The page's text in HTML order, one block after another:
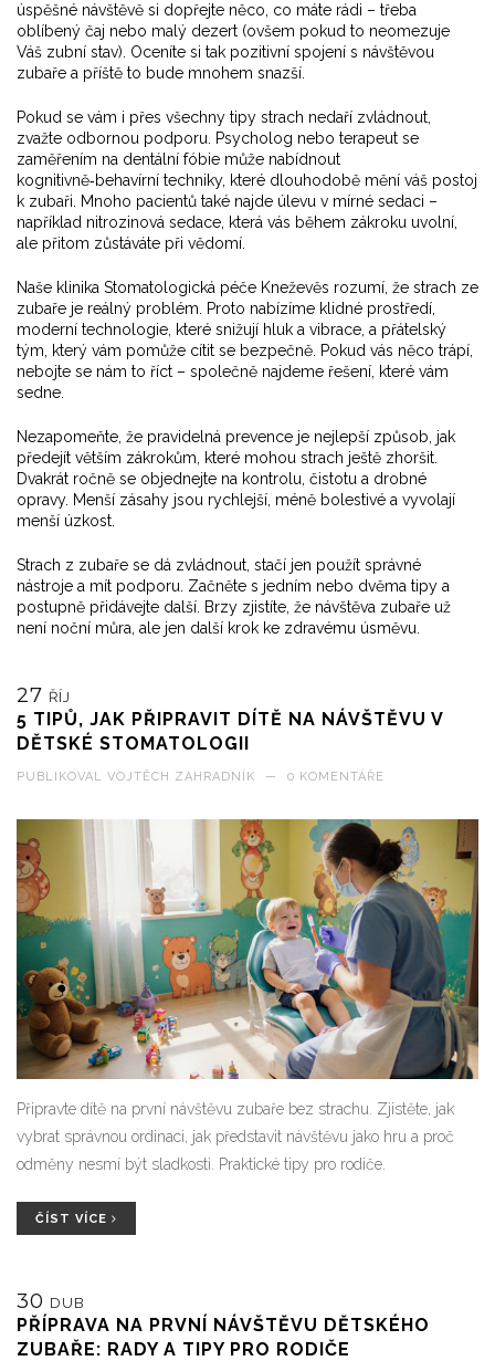
úspěšné návštěvě si dopřejte něco, co máte rádi – třeba
oblíbený čaj nebo malý dezert (ovšem pokud to neomezuje
Váš zubní stav). Oceníte si tak pozitivní spojení s návštěvou
zubaře a příště to bude mnohem snazší.
Pokud se vám i přes všechny tipy strach nedaří zvládnout,
zvažte odbornou podporu. Psycholog nebo terapeut se
zaměřením na dentální fóbie může nabídnout
kognitivně‑behavírní techniky, které dlouhodobě mění váš postoj
k zubaři. Mnoho pacientů také najde úlevu v mírné sedaci –
například nitrozinová sedace, která vás během zákroku uvolní,
ale přitom zůstáváte při vědomí.
Naše klinika Stomatologická péče Kneževěs rozumí, že strach ze
zubaře je reálný problém. Proto nabízíme klidné prostředí,
moderní technologie, které snižují hluk a vibrace, a přátelský
tým, který vám pomůže cítit se bezpečně. Pokud vás něco trápí,
nebojte se nám to říct – společně najdeme řešení, které vám
sedne.
Nezapomeňte, že pravidelná prevence je nejlepší způsob, jak
předejít větším zákrokům, které mohou strach ještě zhoršit.
Dvakrát ročně se objednejte na kontrolu, čistotu a drobné
opravy. Menší zásahy jsou rychlejší, méně bolestivé a vyvolají
menší úzkost.
Strach z zubaře se dá zvládnout, stačí jen použít správné
nástroje a mít podporu. Začněte s jedním nebo dvěma tipy a
postupně přidávejte další. Brzy zjistíte, že návštěva zubaře už
není noční můra, ale jen další krok ke zdravému úsměvu.
27 ŘÍJ
5 TIPŮ, JAK PŘIPRAVIT DÍTĚ NA NÁVŠTĚVU V
DĚTSKÉ STOMATOLOGII
PUBLIKOVAL VOJTĚCH ZAHRADNÍK — 0 KOMENTÁŘE
Připravte dítě na první návštěvu zubaře bez strachu. Zjistěte, jak
vybrat správnou ordinaci, jak představit návštěvu jako hru a proč
odměny nesmí být sladkosti. Praktické tipy pro rodiče.
ČÍST VÍCE
30 DUB
PŘÍPRAVA NA PRVNÍ NÁVŠTĚVU DĚTSKÉHO
ZUBAŘE: RADY A TIPY PRO RODIČE